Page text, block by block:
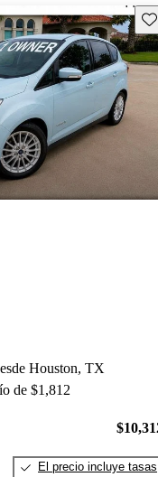
Houston, TX
de $1,812
El precio incluye tasas